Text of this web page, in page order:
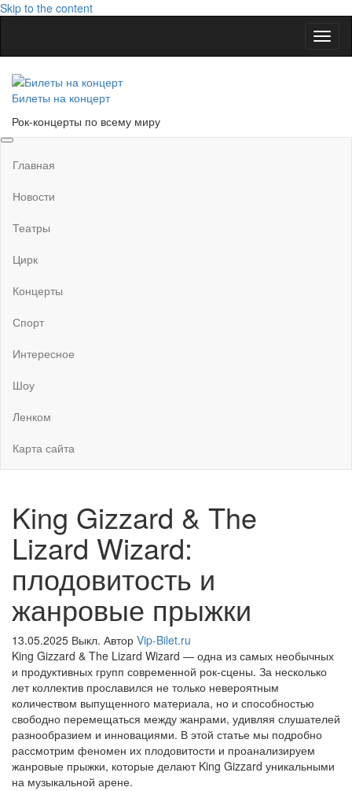
Skip to the content
Билеты на концерт
Рок-концерты по всему миру
Главная
Новости
Театры
Цирк
Концерты
Спорт
Интересное
Шоу
Ленком
Карта сайта
King Gizzard & The
Lizard Wizard:
плодовитость и
жанровые прыжки
13.05.2025 Выкл. Автор Vip-Bilet.ru
King Gizzard & The Lizard Wizard — одна из самых необычных
и продуктивных групп современной рок-сцены. За несколько
лет коллектив прославился не только невероятным
количеством выпущенного материала, но и способностью
свободно перемещаться между жанрами, удивляя слушателей
разнообразием и инновациями. В этой статье мы подробно
рассмотрим феномен их плодовитости и проанализируем
жанровые прыжки, которые делают King Gizzard уникальными
на музыкальной арене.